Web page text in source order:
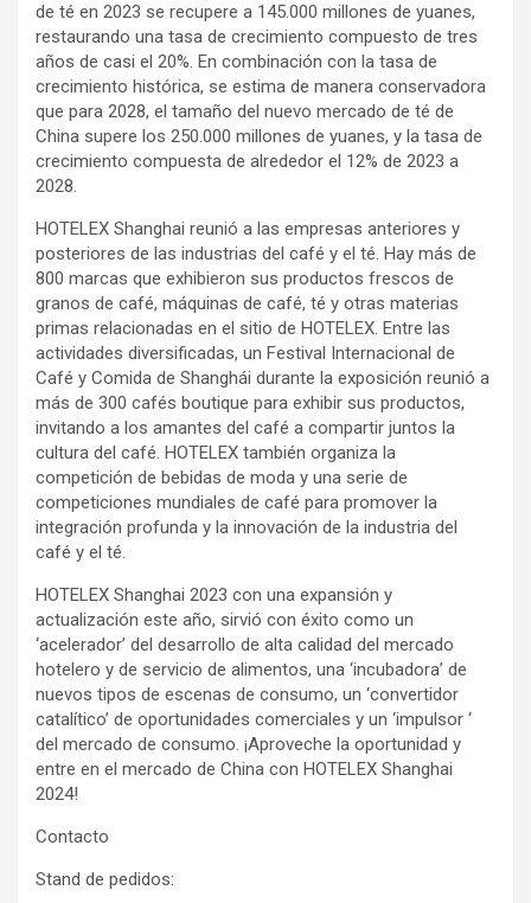
de té en 2023 se recupere a 145.000 millones de yuanes,
restaurando una tasa de crecimiento compuesto de tres
años de casi el 20%. En combinación con la tasa de
crecimiento histórica, se estima de manera conservadora
que para 2028, el tamaño del nuevo mercado de té de
China supere los 250.000 millones de yuanes, y la tasa de
crecimiento compuesta de alrededor el 12% de 2023 a
2028.
HOTELEX Shanghai reunió a las empresas anteriores y
posteriores de las industrias del café y el té. Hay más de
800 marcas que exhibieron sus productos frescos de
granos de café, máquinas de café, té y otras materias
primas relacionadas en el sitio de HOTELEX. Entre las
actividades diversificadas, un Festival Internacional de
Café y Comida de Shanghái durante la exposición reunió a
más de 300 cafés boutique para exhibir sus productos,
invitando a los amantes del café a compartir juntos la
cultura del café. HOTELEX también organiza la
competición de bebidas de moda y una serie de
competiciones mundiales de café para promover la
integración profunda y la innovación de la industria del
café y el té.
HOTELEX Shanghai 2023 con una expansión y
actualización este año, sirvió con éxito como un
‘acelerador’ del desarrollo de alta calidad del mercado
hotelero y de servicio de alimentos, una ‘incubadora’ de
nuevos tipos de escenas de consumo, un ‘convertidor
catalítico’ de oportunidades comerciales y un ‘impulsor ‘
del mercado de consumo. ¡Aproveche la oportunidad y
entre en el mercado de China con HOTELEX Shanghai
2024!
Contacto
Stand de pedidos: